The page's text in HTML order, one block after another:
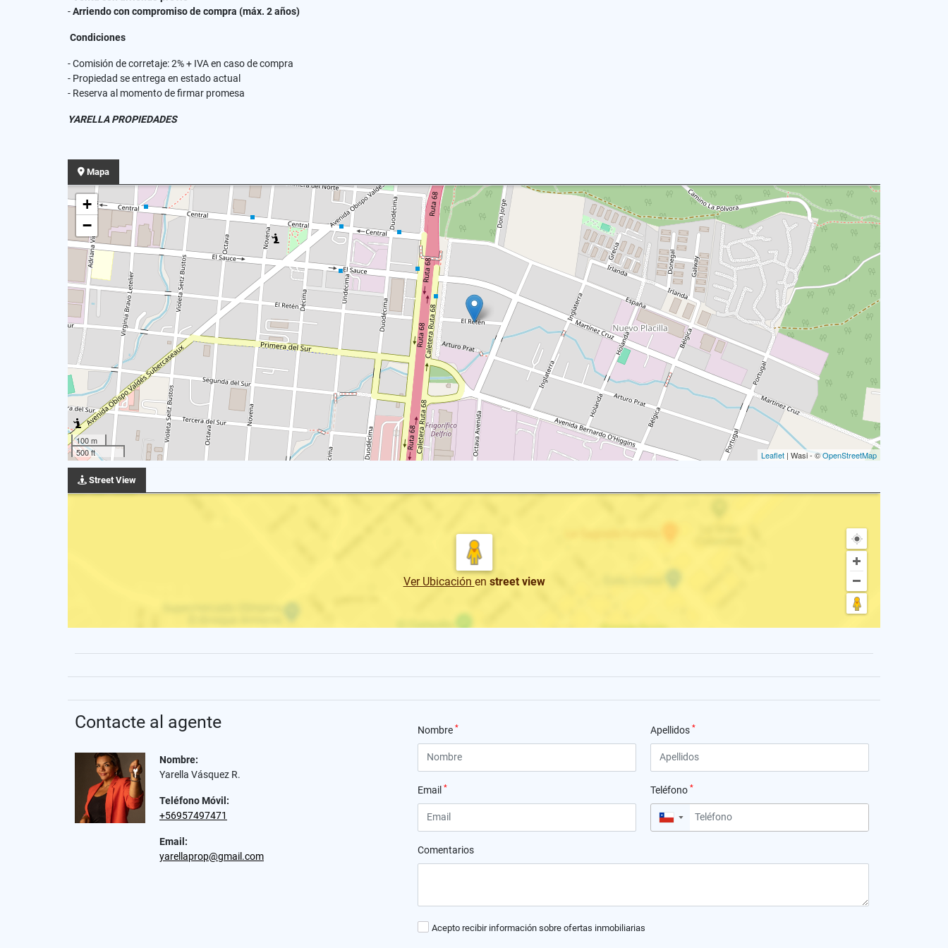
-Arriendo con compromiso de compra (máx. 2 años)
Condiciones
- Comisión de corretaje: 2% + IVA en caso de compra
- Propiedad se entrega en estado actual
- Reserva al momento de firmar promesa
YARELLA PROPIEDADES
Mapa
+
−
100 m
500 ft
Leaflet | Wasi - ©OpenStreetMap
Street View
Ver Ubicación en street view
Contacte al agente
Nombre:
Yarella Vásquez R.
Teléfono Móvil:
+56957497471
Email:
yarellaprop@gmail.com
Nombre * Apellidos *
Email * Teléfono *
▼
Comentarios
Acepto recibir información sobre ofertas inmobiliarias